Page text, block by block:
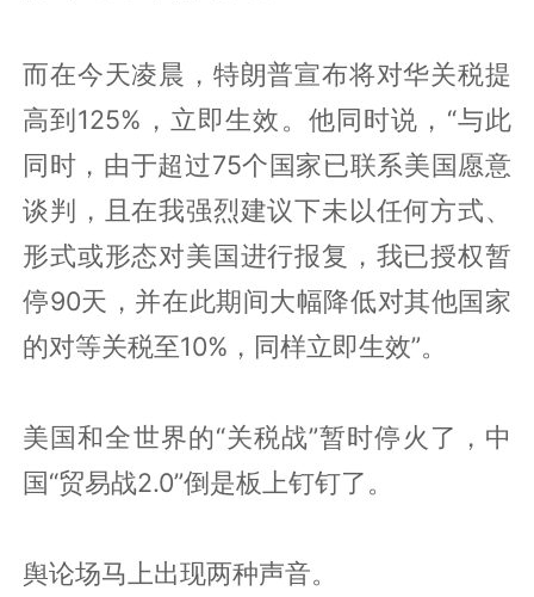
而在今天凌晨，特朗普宣布将对华关税提
高到125%，立即生效。他同时说，“与此
同时，由于超过75个国家已联系美国愿意
谈判，且在我强烈建议下未以任何方式、
形式或形态对美国进行报复，我已授权暂
停90天，并在此期间大幅降低对其他国家
的对等关税至10%，同样立即生效”。
美国和全世界的“关税战”暂时停火了，中
国“贸易战2.0”倒是板上钉钉了。
舆论场马上出现两种声音。